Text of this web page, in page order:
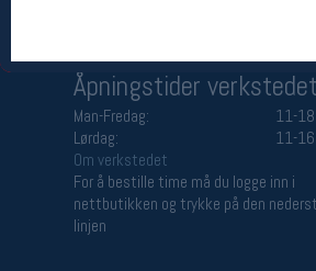
Åpningstider verkstedet
Man-Fredag:
11-18
Lørdag:
11-16
Om verkstedet
For å bestille time må du logge inn i
nettbutikken og trykke på den
linjen